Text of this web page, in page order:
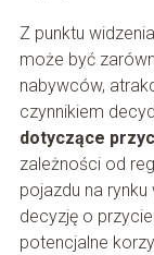
Z punktu
może być
nabywców,
czynnikiem
dotyczące
zależności od
pojazdu na
decyzję o
potencjalne